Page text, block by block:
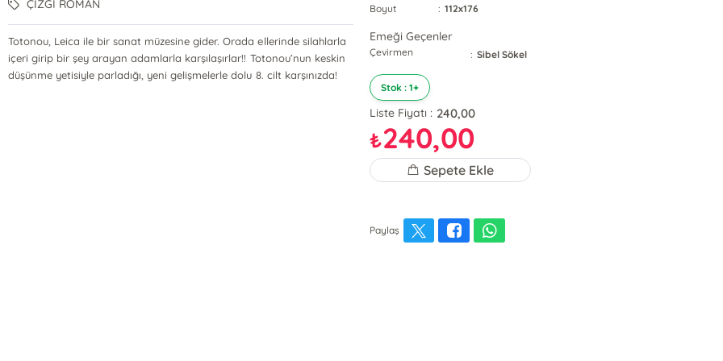
ÇİZGİ ROMAN
Totonou, Leica ile bir sanat müzesine gider. Orada ellerinde silahlarla
içeri girip bir şey arayan adamlarla karşılaşırlar!! Totonou’nun keskin
düşünme yetisiyle parladığı, yeni gelişmelerle dolu 8. cilt karşınızda!
Boyut
: 112x176
Emeği Geçenler
Çevirmen : Sibel Sökel
Stok : 1+
Liste Fiyatı : 240,00
₺240,00
Sepete Ekle
Paylaş